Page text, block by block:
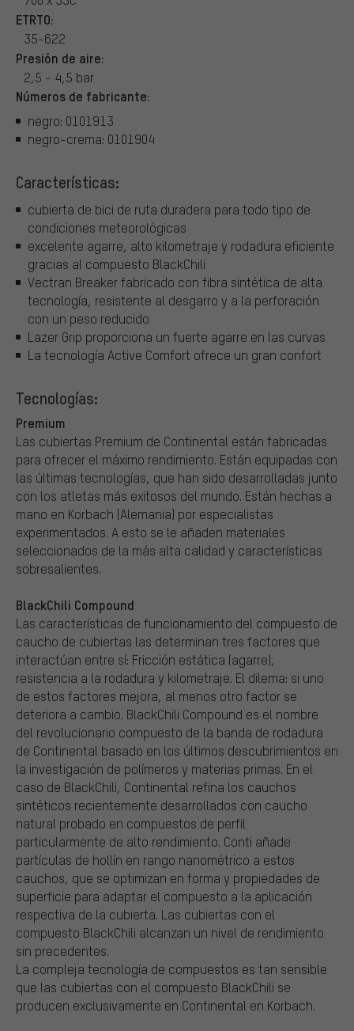
ETRTO:
35-622
Presión de aire:
2,5 - 4,5 bar
Números de fabricante:
negro: 0101913
negro-crema: 0101904
Características:
cubierta de bici de ruta duradera para todo tipo de
condiciones meteorológicas
excelente agarre, alto kilometraje y rodadura eficiente
gracias al compuesto BlackChili
Vectran Breaker fabricado con fibra sintética de alta
tecnología, resistente al desgarro y a la perforación
con un peso reducido
Lazer Grip proporciona un fuerte agarre en las curvas
La tecnología Active Comfort ofrece un gran confort
Tecnologías:
Premium
Las cubiertas Premium de Continental están fabricadas
para ofrecer el máximo rendimiento. Están equipadas con
las últimas tecnologías, que han sido desarrolladas junto
con los atletas más exitosos del mundo. Están hechas a
mano en Korbach (Alemania) por especialistas
experimentados. A esto se le añaden materiales
seleccionados de la más alta calidad y características
sobresalientes.
BlackChili Compound
Las características de funcionamiento del compuesto de
caucho de cubiertas las determinan tres factores que
interactúan entre sí: Fricción estática (agarre),
resistencia a la rodadura y kilometraje. El dilema: si uno
de estos factores mejora, al menos otro factor se
deteriora a cambio. BlackChili Compound es el nombre
del revolucionario compuesto de la banda de rodadura
de Continental basado en los últimos descubrimientos en
la investigación de polímeros y materias primas. En el
caso de BlackChili, Continental refina los cauchos
sintéticos recientemente desarrollados con caucho
natural probado en compuestos de perfil
particularmente de alto rendimiento. Conti añade
partículas de hollín en rango nanométrico a estos
cauchos, que se optimizan en forma y propiedades de
superficie para adaptar el compuesto a la aplicación
respectiva de la cubierta. Las cubiertas con el
compuesto BlackChili alcanzan un nivel de rendimiento
sin precedentes.
La compleja tecnología de compuestos es tan sensible
que las cubiertas con el compuesto BlackChili se
producen exclusivamente en Continental en Korbach.